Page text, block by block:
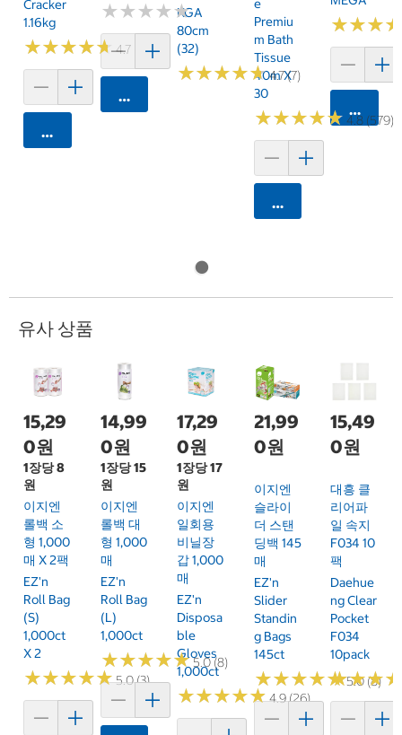
Cracker
1.16kg
★★★★★
★★★★★4.7 (159)
카트에 담기
★★★★★
★★★★★
카트에 담기
KGA
80cm
(32)
★★★★★
★★★★★4.7 (7)
E
Premiu
M Bath
Tissue
40m X
30
★★★★★
★★★★★ 4.8 (579)
카트에 담기
★★★
★★★
카트에
유사 상품
15,29
0원
1장당 8
원
이지엔
롤백 소
형 1,000
매 X 2팩
EZ'n
Roll Bag
(S)
1,000ct
X 2
★★★★★
★★★★★5.0 (3)
14,99
0원
1장당 15
원
이지엔
롤백 대
형 1,000
매
EZ'n
Roll Bag
(L)
1,000ct
★★★★★
★★★★★5.0 (8)
17,29
0원
1장당 17
원
이지엔
일회용
비닐장
갑 1,000
매
EZ'n
Disposa
Ble
Gloves
1,000ct
★★★★★
★★★★★4.9 (26)
21,99
0원
이지엔
슬라이
더 스탠
딩백 145
매
EZ'n
Slider
Standin
G Bags
145ct
★★★★★
★★★★★5.0 (8)
15,49
0원
대흥 클
리어파
일 속지
F034 10
팩
Daehue
Ng Clear
Pocket
F034
10pack
★★★
★★★